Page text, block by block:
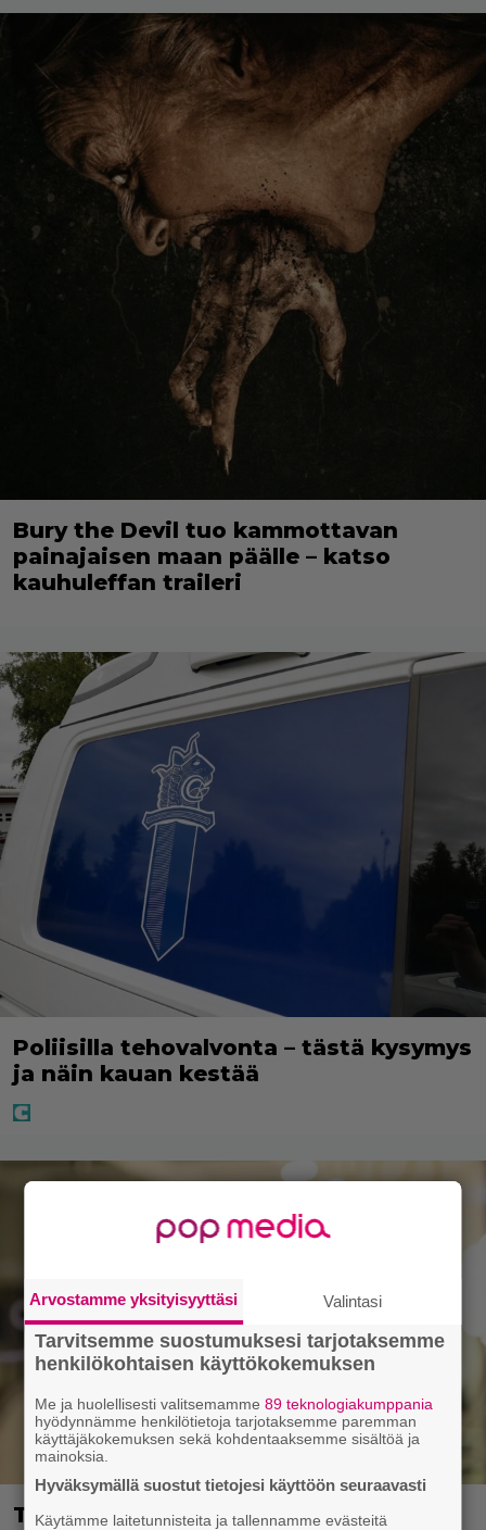
Bury the Devil tuo kammottavan
painajaisen maan päälle – katso
kauhuleffan traileri
Poliisilla tehovalvonta – tästä kysymys
ja näin kauan kestää
Tältä näyttää Vappu Pimiän
Arvostamme yksityisyyttäsi Valintasi
Tarvitsemme suostumuksesi tarjotaksemme
henkilökohtaisen käyttökokemuksen
Me ja huolellisesti valitsemamme89 teknologiakumppania
hyödynnämme henkilötietoja tarjotaksemme paremman
käyttäjäkokemuksen sekä kohdentaaksemme sisältöä ja
mainoksia.
Hyväksymällä suostut tietojesi käyttöön seuraavasti
Käytämme laitetunnisteita ja tallennamme evästeitä